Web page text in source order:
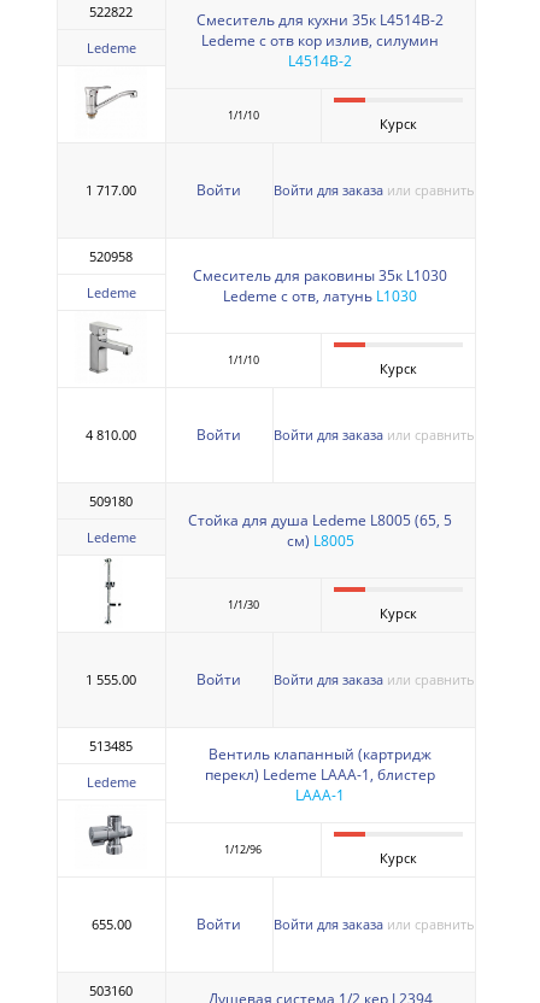
522822
Ledeme
Смеситель для кухни 35к L4514B-2
Ledeme с отв кор излив, силумин
L4514B-2
1/1/10 Курск
1 717.00 Войти Войти для заказа или сравнить
520958
Ledeme
Смеситель для раковины 35к L1030
Ledeme с отв, латунь L1030
1/1/10 Курск
4 810.00 Войти Войти для заказа или сравнить
509180
Ledeme
Стойка для душа Ledeme L8005 (65, 5
см) L8005
1/1/30 Курск
1 555.00 Войти Войти для заказа или сравнить
513485
Ledeme
Вентиль клапанный (картридж
перекл) Ledeme LAAA-1, блистер
LAAA-1
1/12/96 Курск
655.00 Войти Войти для заказа или сравнить
503160 Душевая система 1/2 кер L2394